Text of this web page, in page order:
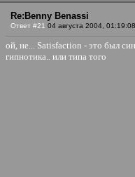
Re:Benny Benassi
Ответ #21 04 августа 2004, 01:19:08
ой, не... Satisfaction - это был
гипнотика.. или типа того